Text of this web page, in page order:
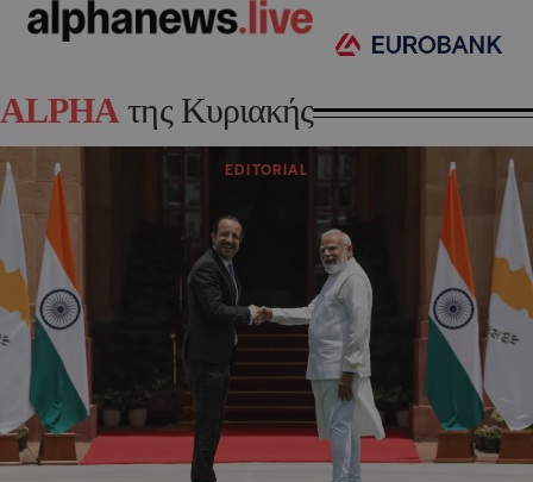
ALPHA της Κυριακής
EDITORIAL